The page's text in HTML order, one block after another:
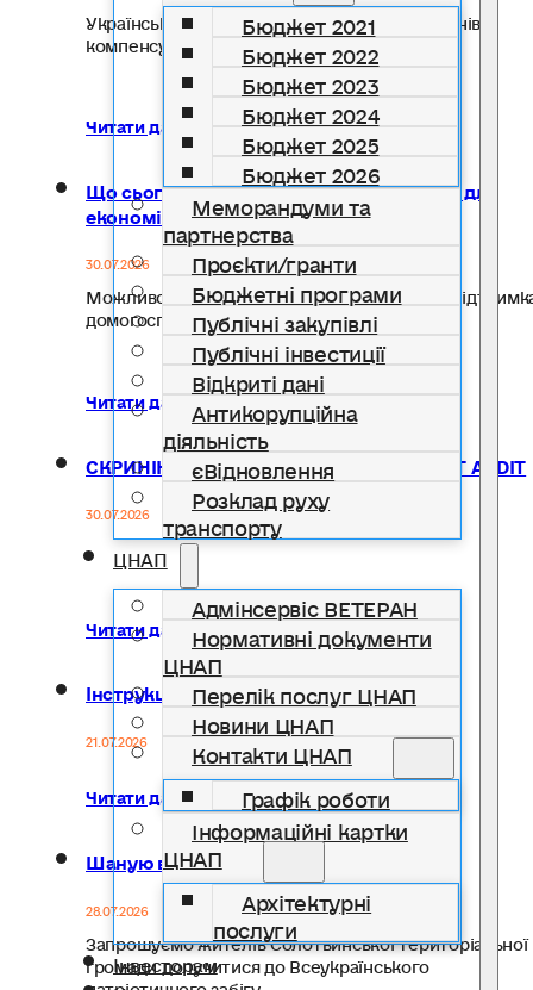
Бюджет 2021
Бюджет 2022
Бюджет 2023
Бюджет 2024
Бюджет 2025
Бюджет 2026
Меморандуми та
партнерства
Проєкти/гранти
Бюджетні програми
Публічні закупівлі
Публічні інвестиції
Відкриті дані
Антикорупційна
діяльність
єВідновлення
Розклад руху
транспорту
ЦНАП
Адмінсервіс ВЕТЕРАН
Нормативні документи
ЦНАП
Перелік послуг ЦНАП
Новини ЦНАП
Контакти ЦНАП
Графік роботи
Інформаційні картки
ЦНАП
Архітектурні
послуги
Інвесторам
Український ветеранський фонд Мінветеранів
компенсує до 20 тисяч гривень на…
Читати далі...
Що сьогодні найбільше потрібно людям для
економічного відновлення?
30.07.2026
Можливості для розвитку власної справи?
домогосподарств? Нові джерела доходу?…
Читати далі...
СКРИНІНГ ВЖИВАННЯ АЛКОГОЛЮ: ТЕСТ AUDIT
30.07.2026
Читати далі...
Інструкції з безпеки
21.07.2026
Читати далі...
Шаную воїнів, біжу за Героїв України!
28.07.2026
Запрошуємо жителів Солотвинської територіальної
громади долучитися до Всеукраїнського